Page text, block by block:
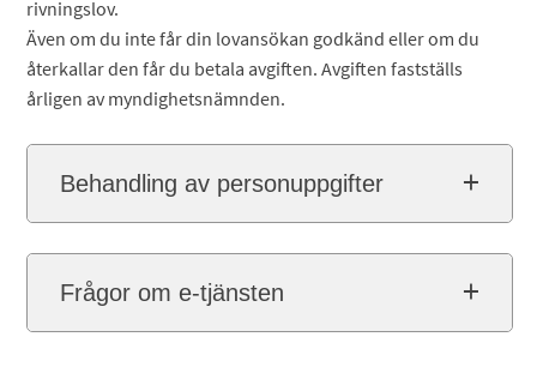
rivningslov.
Även om du inte får din lovansökan godkänd eller om du
återkallar den får du betala avgiften. Avgiften fastställs
årligen av myndighetsnämnden.
Behandling av personuppgifter
Frågor om e-tjänsten